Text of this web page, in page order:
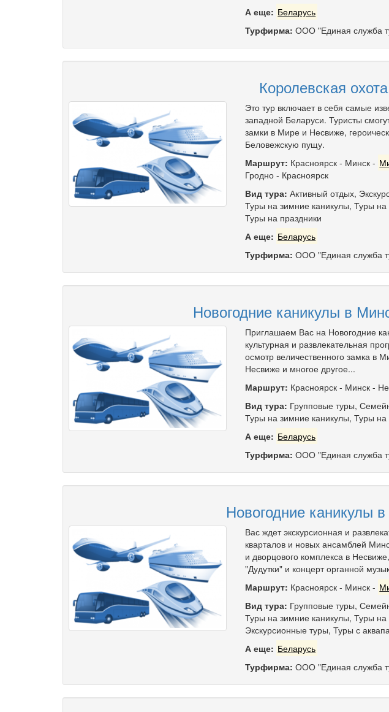
А еще: Беларусь
Турфирма: ООО "Единая служба
Королевская
Это тур включает в себя самые
западной Беларуси. Туристы
замки в Мире и Несвиже,
Беловежскую пущу.
Маршрут: Красноярск- Минск-
Гродно- Красноярск
Вид тура: Активный отдых,
Туры на зимние каникулы, Туры на
Туры на праздники
А еще: Беларусь
Турфирма: ООО "Единая служба
Новогодние каникулы в
Приглашаем Вас на Новогодние
культурная и развлекательная
осмотр величественного замка в
Несвиже и многое другое...
Маршрут: Красноярск- Минск-
Вид тура: Групповые туры,
Туры на зимние каникулы, Туры на
А еще: Беларусь
Турфирма: ООО "Единая служба
Новогодние каникулы
Вас ждет экскурсионная и
кварталов и новых ансамблей
и дворцового комплекса в
"Дудутки" и концерт органной
Маршрут: Красноярск- Минск-
Вид тура: Групповые туры,
Туры на зимние каникулы, Туры на
Экскурсионные туры, Туры с
А еще: Беларусь
Турфирма: ООО "Единая служба